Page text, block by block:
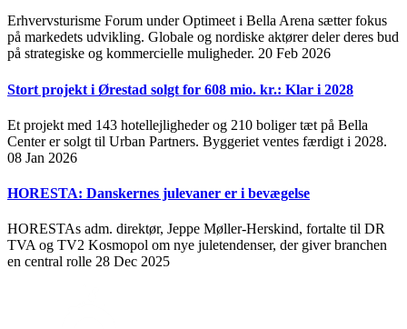
Erhvervsturisme Forum under Optimeet i Bella Arena sætter fokus
på markedets udvikling. Globale og nordiske aktører deler deres bud
på strategiske og kommercielle muligheder. 20 Feb 2026
Stort projekt i Ørestad solgt for 608 mio. kr.: Klar i 2028
Et projekt med 143 hotellejligheder og 210 boliger tæt på Bella
Center er solgt til Urban Partners. Byggeriet ventes færdigt i 2028.
08 Jan 2026
HORESTA: Danskernes julevaner er i bevægelse
HORESTAs adm. direktør, Jeppe Møller-Herskind, fortalte til DR
TVA og TV2 Kosmopol om nye juletendenser, der giver branchen
en central rolle 28 Dec 2025